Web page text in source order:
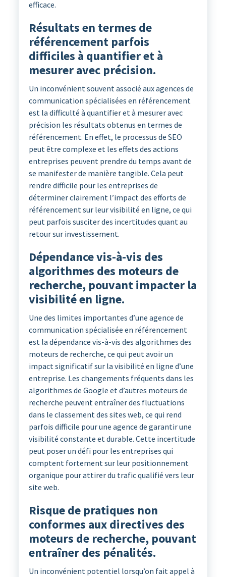
efficace.
Résultats en termes de
référencement parfois
difficiles à quantifier et à
mesurer avec précision.
Un inconvénient souvent associé aux agences de
communication spécialisées en référencement
est la difficulté à quantifier et à mesurer avec
précision les résultats obtenus en termes de
référencement. En effet, le processus de SEO
peut être complexe et les effets des actions
entreprises peuvent prendre du temps avant de
se manifester de manière tangible. Cela peut
rendre difficile pour les entreprises de
déterminer clairement l’impact des efforts de
référencement sur leur visibilité en ligne, ce qui
peut parfois susciter des incertitudes quant au
retour sur investissement.
Dépendance vis-à-vis des
algorithmes des moteurs de
recherche, pouvant impacter la
visibilité en ligne.
Une des limites importantes d’une agence de
communication spécialisée en référencement
est la dépendance vis-à-vis des algorithmes des
moteurs de recherche, ce qui peut avoir un
impact significatif sur la visibilité en ligne d’une
entreprise. Les changements fréquents dans les
algorithmes de Google et d’autres moteurs de
recherche peuvent entraîner des fluctuations
dans le classement des sites web, ce qui rend
parfois difficile pour une agence de garantir une
visibilité constante et durable. Cette incertitude
peut poser un défi pour les entreprises qui
comptent fortement sur leur positionnement
organique pour attirer du trafic qualifié vers leur
site web.
Risque de pratiques non
conformes aux directives des
moteurs de recherche, pouvant
entraîner des pénalités.
Un inconvénient potentiel lorsqu’on fait appel à